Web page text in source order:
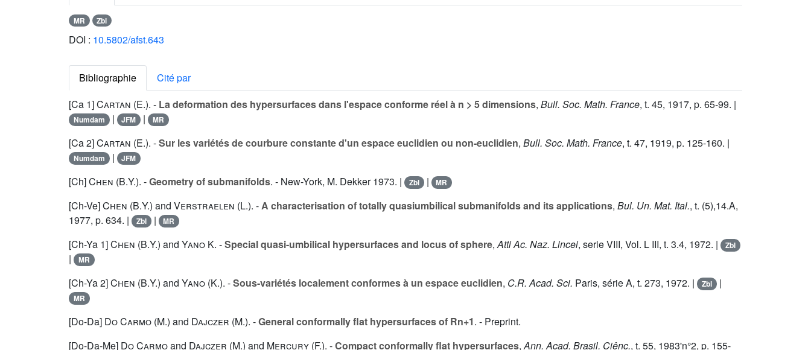
MR Zbl
DOI : 10.5802/afst.643
Bibliographie
Cité par
[Ca 1]Cartan (E.). - La deformation des hypersurfaces dans l'espace conforme réel à n > 5 dimensions, Bull. Soc. Math. France, t. 45, 1917, p. 65-99. |
Numdam | JFM | MR
[Ca 2]Cartan (E.). -Sur les variétés de courbure constante d'un espace euclidien ou non-euclidien, Bull. Soc. Math. France, t. 47, 1919, p. 125-160. |
Numdam | JFM
[Ch]Chen (B.Y.). -Geometry of submanifolds. - New-York, M. Dekker 1973. | Zbl | MR
[Ch-Ve]Chen (B.Y.) and Verstraelen (L.). -A characterisation of totally quasiumbilical submanifolds and its applications, Bul. Un. Mat. Ital., t. (5),14.A,
1977, p. 634. |
Zbl | MR
[Ch-Ya 1]Chen (B.Y.) and Yano K. -Special quasi-umbilical hypersurfaces and locus of sphere,Atti Ac. Naz. Lincei, serie VIII, Vol. L III, t. 3.4, 1972. | Zbl
| MR
[Ch-Ya 2]Chen (B.Y.) and Yano (K.). -Sous-variétés localement conformes à un espace euclidien, C.R. Acad. Sci. Paris, série A, t. 273, 1972. | Zbl |
MR
[Do-Da] Do Carmo (M.) and Dajczer (M.). -General conformally flat hypersurfaces of Rn+1. - Preprint.
[Do-Da-Me] Do Carmoand Dajczer (M.) and Mercury (F.). -Compact conformally flat hypersurfaces,Ann. Acad. Brasil. Ciênc., t. 55, 1983'n°2, p. 155-